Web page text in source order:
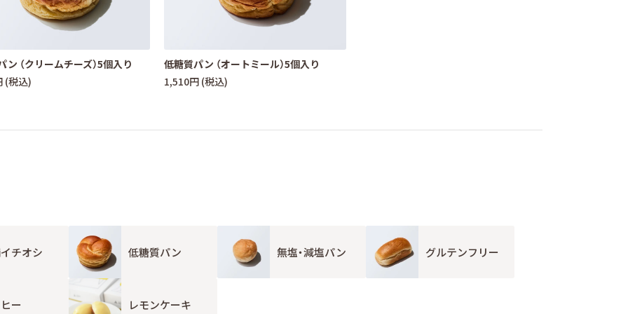
ン （クリームチーズ）5個入り
(税込)
低糖質パン （オートミール）5個入り
1,510円 (税込)
チオシ 低糖質パン 無塩・減塩パン グルテンフリー
ー レモンケーキ